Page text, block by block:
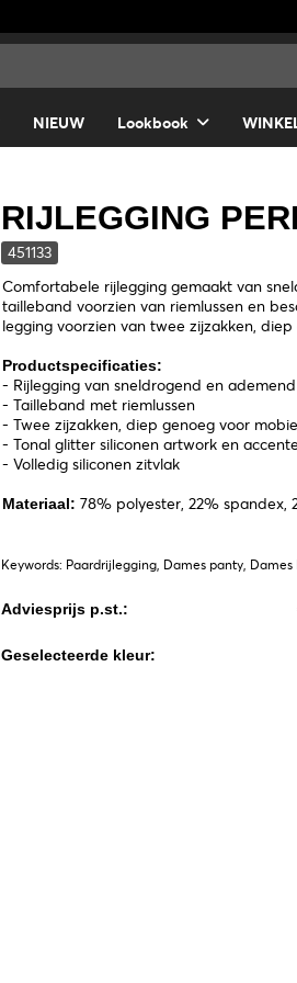
NIEUW Lookbook
RIJLEGGING
451133
Comfortabele rijlegging gemaakt van
tailleband voorzien van riemlussen en
legging voorzien van twee zijzakken,
Productspecificaties:
- Rijlegging van sneldrogend en
- Tailleband met riemlussen
- Twee zijzakken, diep genoeg voor
- Tonal glitter siliconen artwork en
- Volledig siliconen zitvlak
Materiaal: 78% polyester, 22% spandex,
Keywords: Paardrijlegging, Dames panty,
Adviesprijs p.st.:
Geselecteerde kleur: